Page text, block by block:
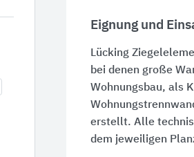
Eignung und
Lücking
bei denen große
Wohnungsbau, als
erstellt. Alle
dem jeweiligen